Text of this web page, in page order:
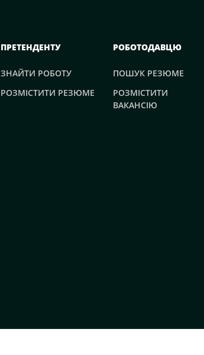
ПРЕТЕНДЕНТУ
ЗНАЙТИ РОБОТУ
РОЗМІСТИТИ РЕЗЮМЕ
РОБОТОДАВЦЮ
ПОШУК РЕЗЮМЕ
РОЗМІСТИТИ
ВАКАНСІЮ